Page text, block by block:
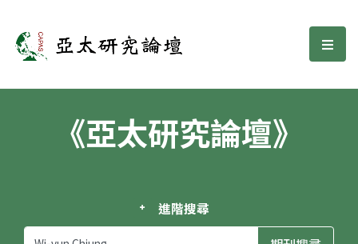
亞太研究論壇 選
《亞太研究論壇》
進階搜尋